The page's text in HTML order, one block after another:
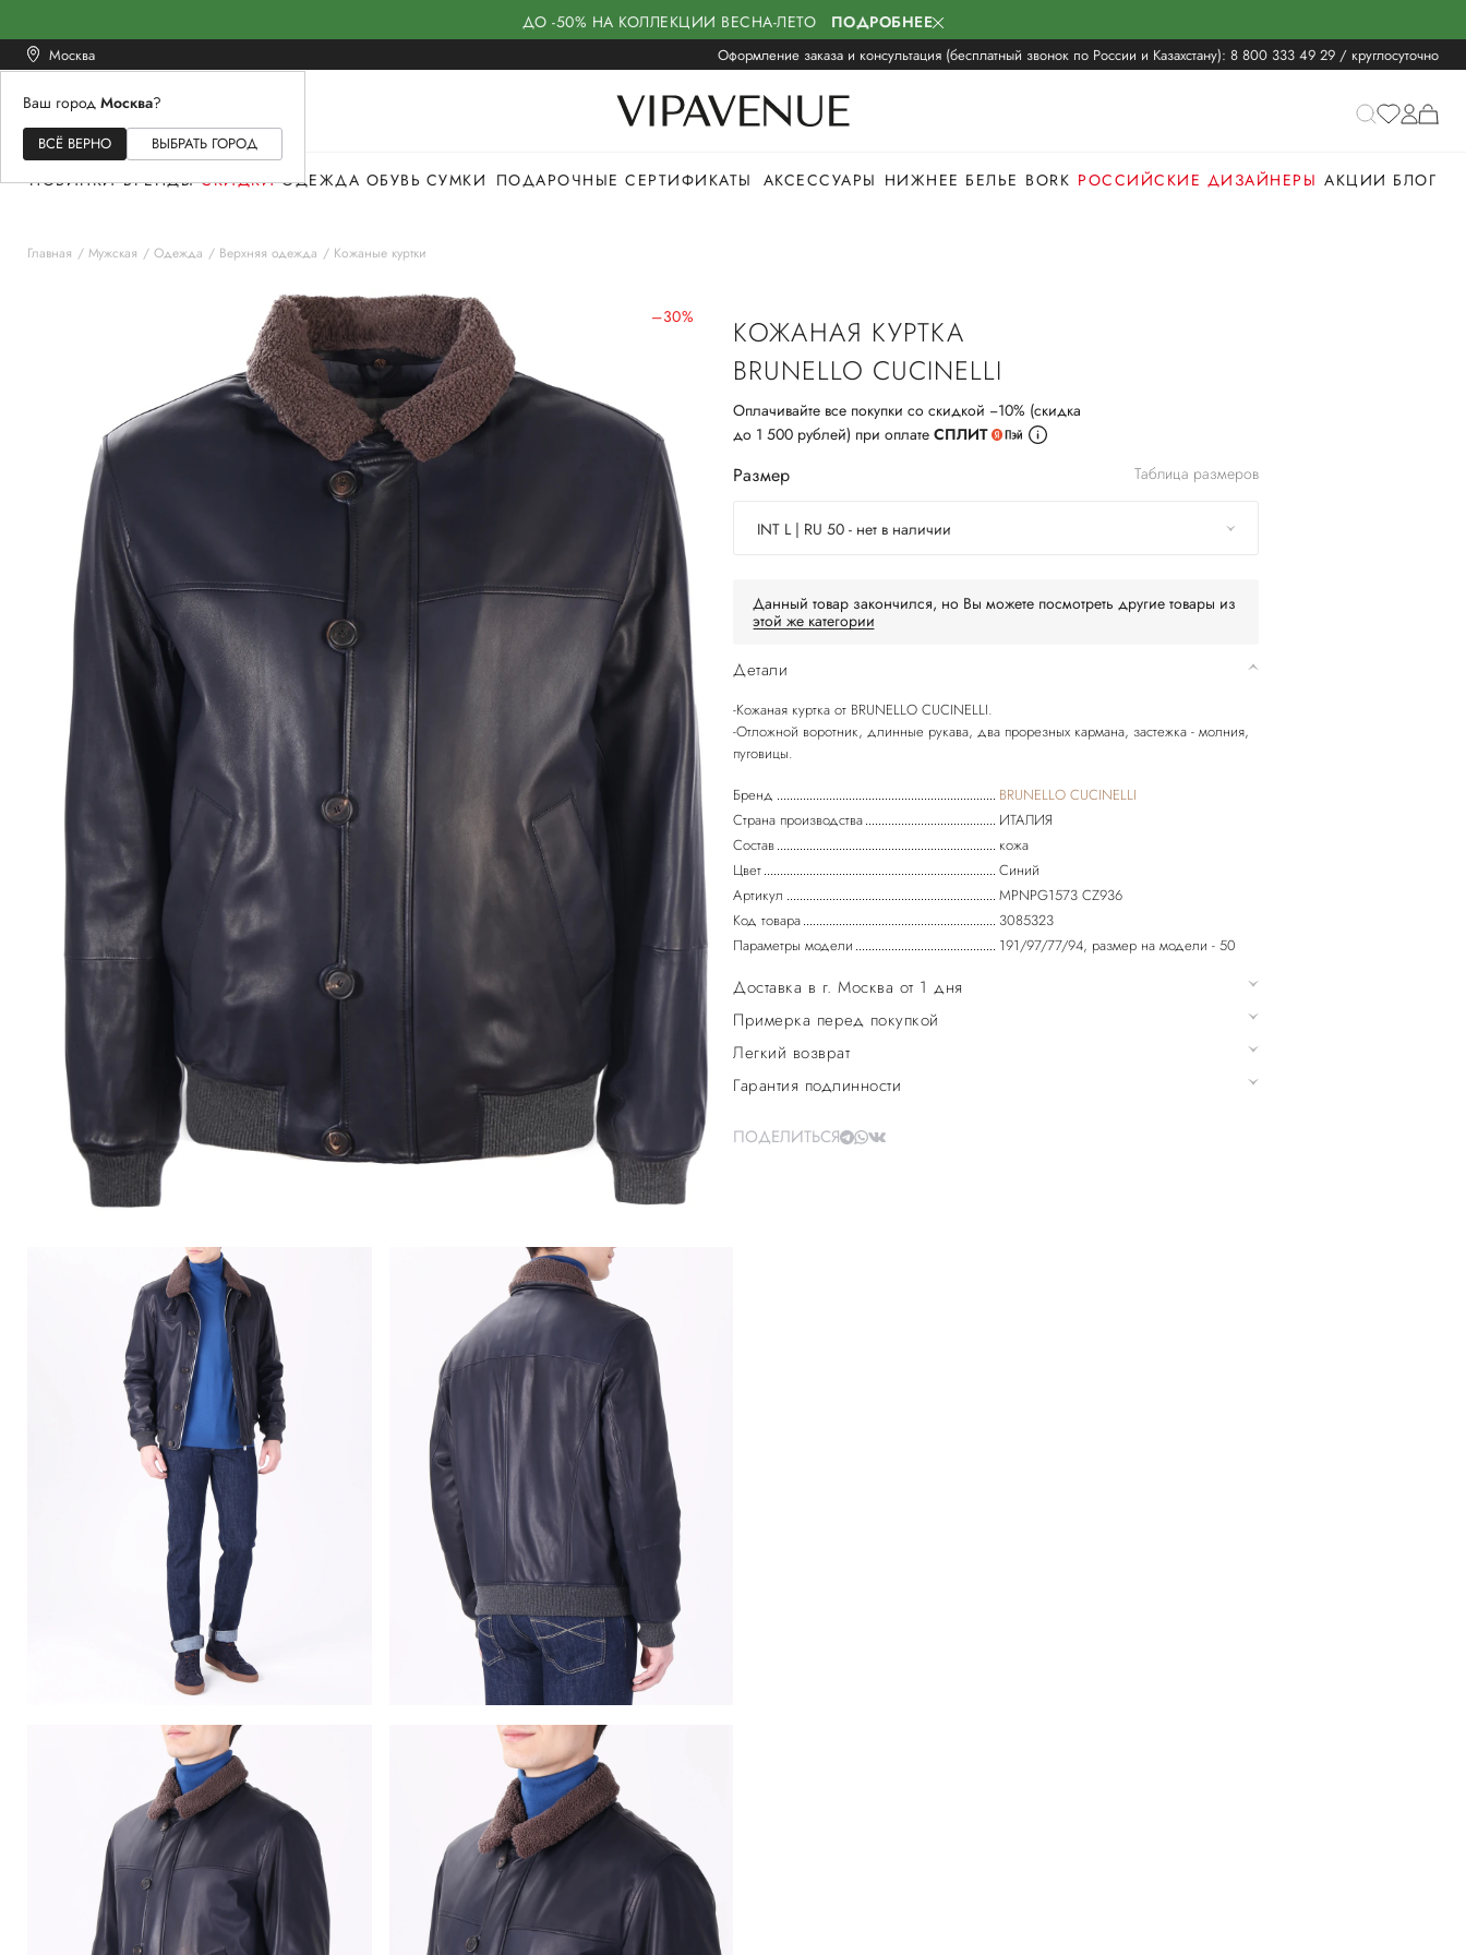
ДО -50% НА КОЛЛЕКЦИИ ВЕСНА-ЛЕТО ПОДРОБНЕЕ
Москва Оформление заказа и консультация (бесплатный звонок по России и Казахстану): 8 800 333 49 29 / круглосуточно
Ваш город Москва?
ВСЁ ВЕРНО ВЫБРАТЬ ГОРОД
ЖЕНСКОЕМУЖСКОЕ
НОВИНКИ БРЕНДЫ СКИДКИ ОДЕЖДА ОБУВЬ СУМКИ ПОДАРОЧНЫЕ СЕРТИФИКАТЫ АКСЕССУАРЫ НИЖНЕЕ БЕЛЬЕ BORK РОССИЙСКИЕ ДИЗАЙНЕРЫ АКЦИИ БЛОГ
Главная Мужская Одежда Верхняя одежда Кожаные куртки
–30%
КОЖАНАЯ КУРТКА
BRUNELLO CUCINELLI
Оплачивайте все покупки со скидкой −10% (скидка
до 1 500 рублей) при оплате СПЛИТ
Размер Таблица размеров
INT L | RU 50 - нет в наличии
Данный товар закончился, но Вы можете посмотреть другие товары из
этой же категории
Детали
-Кожаная куртка от BRUNELLO CUCINELLI.
-Отложной воротник, длинные рукава, два прорезных кармана, застежка - молния,
пуговицы.
Бренд
BRUNELLO CUCINELLI
Страна производства
ИТАЛИЯ
Состав
кожа
Цвет
Синий
Артикул
MPNPG1573 CZ936
Код товара
3085323
Параметры модели
191/97/77/94, размер на модели - 50
Доставка в г. Москва от 1 дня
Примерка перед покупкой
Легкий возврат
Гарантия подлинности
ПОДЕЛИТЬСЯ